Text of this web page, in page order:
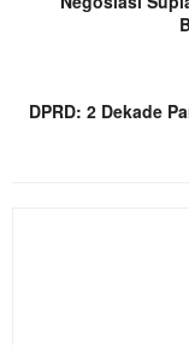
DPRD: 2 Dekade